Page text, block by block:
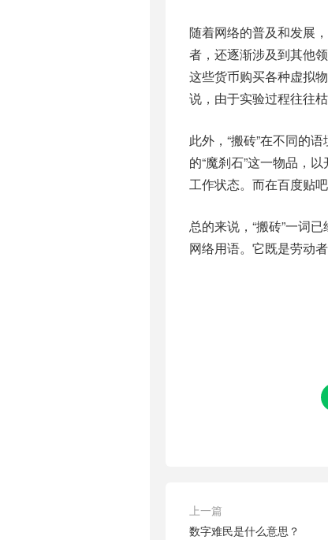
随着网络的普及和发展
者，还逐渐涉及到其他
这些货币购买各种虚拟
说，由于实验过程往往
此外，“搬砖”在不同的
的“魔刹石”这一物品，
工作状态。而在百度贴
总的来说，“搬砖”一词
网络用语。它既是劳动
上一篇
数字难民是什么意思？